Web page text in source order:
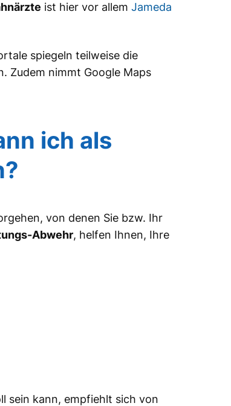
ist hier vor allem Jameda
spiegeln teilweise die
Zudem nimmt Google Maps
ich als
von denen Sie bzw. Ihr
Abwehr, helfen Ihnen, Ihre
sein kann, empfiehlt sich von